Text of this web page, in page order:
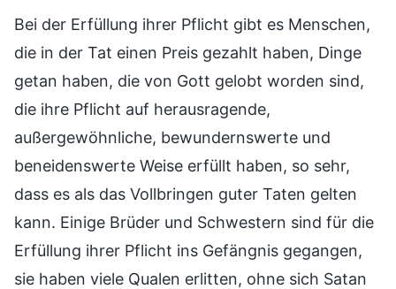
Bei der Erfüllung ihrer Pflicht gibt es Menschen,
die in der Tat einen Preis gezahlt haben, Dinge
getan haben, die von Gott gelobt worden sind,
die ihre Pflicht auf herausragende,
außergewöhnliche, bewundernswerte und
beneidenswerte Weise erfüllt haben, so sehr,
dass es als das Vollbringen guter Taten gelten
kann. Einige Brüder und Schwestern sind für die
Erfüllung ihrer Pflicht ins Gefängnis gegangen,
sie haben viele Qualen erlitten, ohne sich Satan